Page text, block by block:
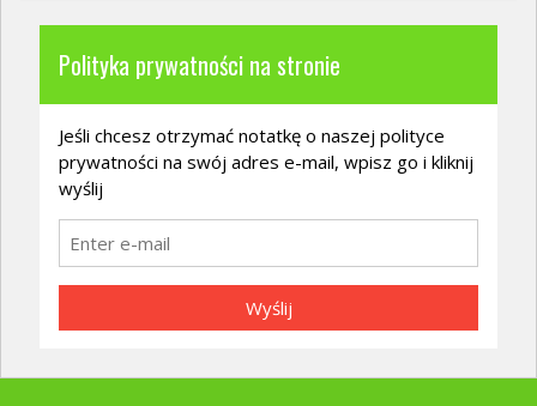
Polityka prywatności na stronie
Jeśli chcesz otrzymać notatkę o naszej polityce
prywatności na swój adres e-mail, wpisz go i kliknij
wyślij
Wyślij